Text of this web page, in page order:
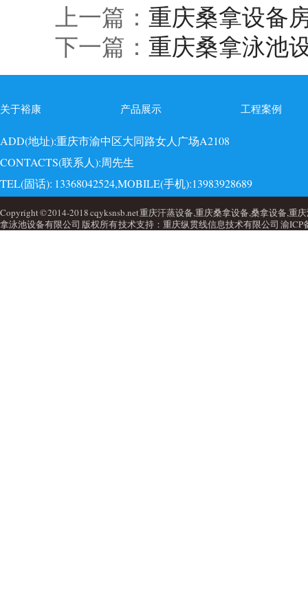
上一篇： 重庆桑拿设备
下一篇： 重庆桑拿泳池
关于裕康 产品展示 工程案例
ADD(地址):重庆市渝中区大同路女人广场A2108
CONTACTS(联系人):周先生
TEL(固话): 13368042524,MOBILE(手机):13983928689
Copyright © 2014-2018 cqyksnsb.net 重庆汗蒸设备,重庆桑拿设备,桑拿设备,重
拿泳池设备有限公司 版权所有 技术支持：重庆纵贯线信息技术有限公司 渝ICP